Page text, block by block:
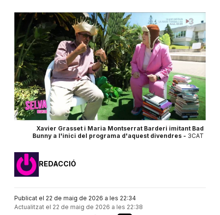
Xavier Grasset i Maria Montserrat Barderi imitant Bad
Bunny a l'inici del programa d'aquest divendres - 3CAT
REDACCIÓ
Publicat el 22 de maig de 2026 a les 22:34
Actualitzat el 22 de maig de 2026 a les 22:38